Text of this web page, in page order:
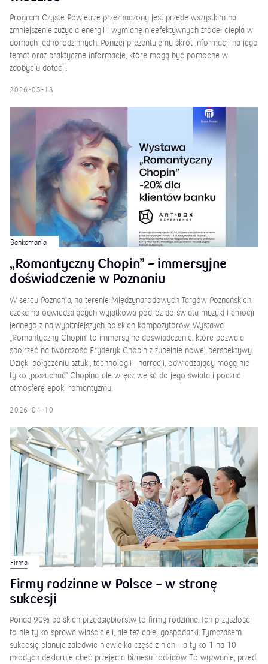
Czyste Powietrze 2026 – co warto
wiedzieć
Program Czyste Powietrze przeznaczony jest przede wszystkim na
zmniejszenie zużycia energii i wymianę nieefektywnych źródeł ciepła w
domach jednorodzinnych. Poniżej prezentujemy skrót informacji na jego
zdobyciu dotacji.
2026-05-13
Bankomania
„Romantyczny Chopin” – immersyjne
doświadczenie w Poznaniu
W sercu Poznania, na terenie Międzynarodowych Targów Poznańskich,
czeka na odwiedzających wyjątkowa podróż do świata muzyki i emocji
jednego z najwybitniejszych polskich kompozytorów. Wystawa
„Romantyczny Chopin” to immersyjne doświadczenie, które pozwala
spojrzeć na twórczość Fryderyk Chopin z zupełnie nowej perspektywy.
Dzięki połączeniu sztuki, technologii i narracji, odwiedzający mogą nie
atmosferę epoki romantyzmu.
2026-04-10
Firma
Firmy rodzinne w Polsce – w stronę
sukcesji
Ponad 90% polskich przedsiębiorstw to firmy rodzinne. Ich przyszłość
to nie tylko sprawa właścicieli, ale też całej gospodarki. Tymczasem